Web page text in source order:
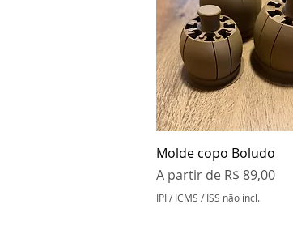
Visualização rápida
Molde copo Boludo
A partir de R$ 89,00
Preço promocional
IPI / ICMS / ISS não incl.